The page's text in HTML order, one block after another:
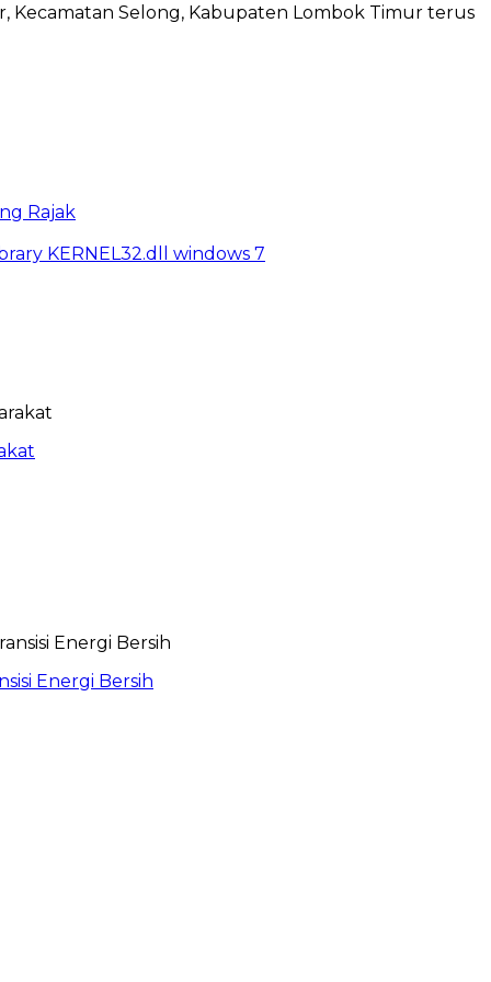
Kecamatan Selong, Kabupaten Lombok Timur terus
Rajak
KERNEL32.dll windows 7
Energi Bersih